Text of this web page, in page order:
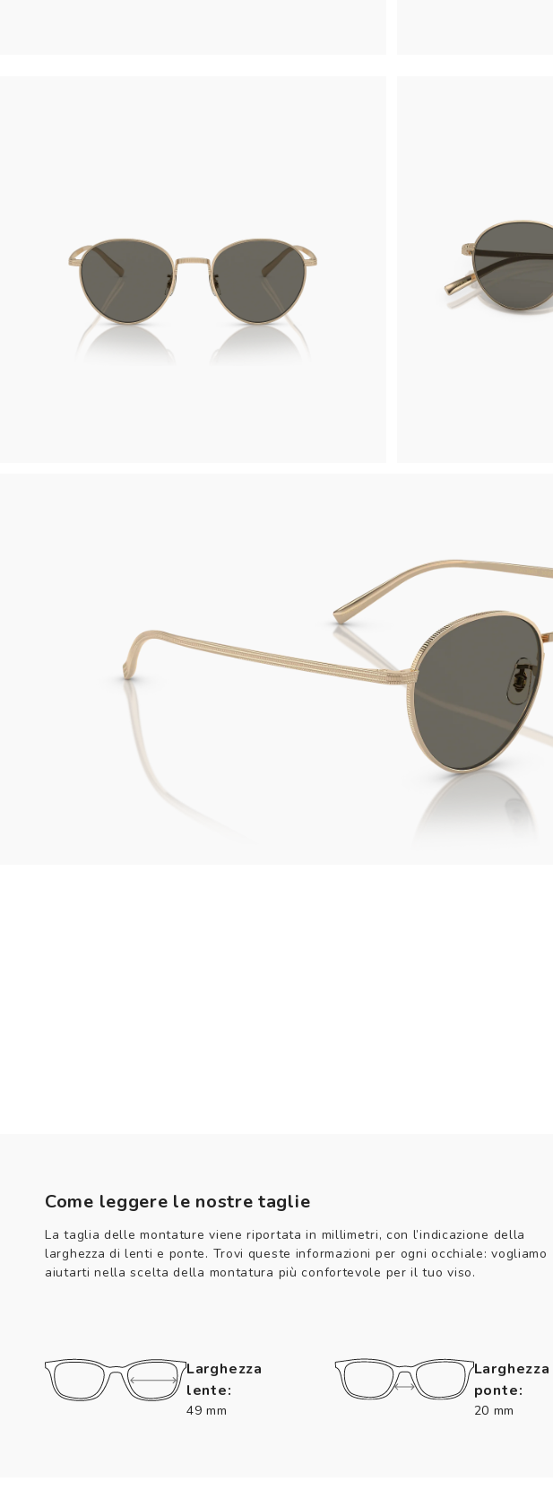
Come leggere le nostre taglie
La taglia delle montature viene riportata in millimetri, con l’indicazione della
larghezza di lenti e ponte. Trovi queste informazioni per ogni occhiale: vogliamo
aiutarti nella scelta della montatura più confortevole per il tuo viso.
Larghezza
lente:
49 mm
Larghezza
ponte:
20 mm